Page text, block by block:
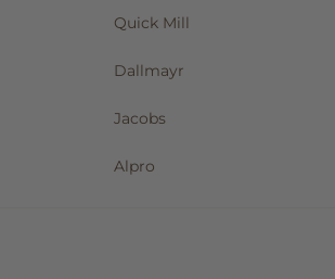
Quick Mill
Dallmayr
Jacobs
Alpro